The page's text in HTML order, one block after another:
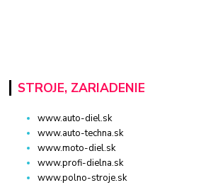
STROJE, ZARIADENIE
www.auto-diel.sk
www.auto-techna.sk
www.moto-diel.sk
www.profi-dielna.sk
www.polno-stroje.sk